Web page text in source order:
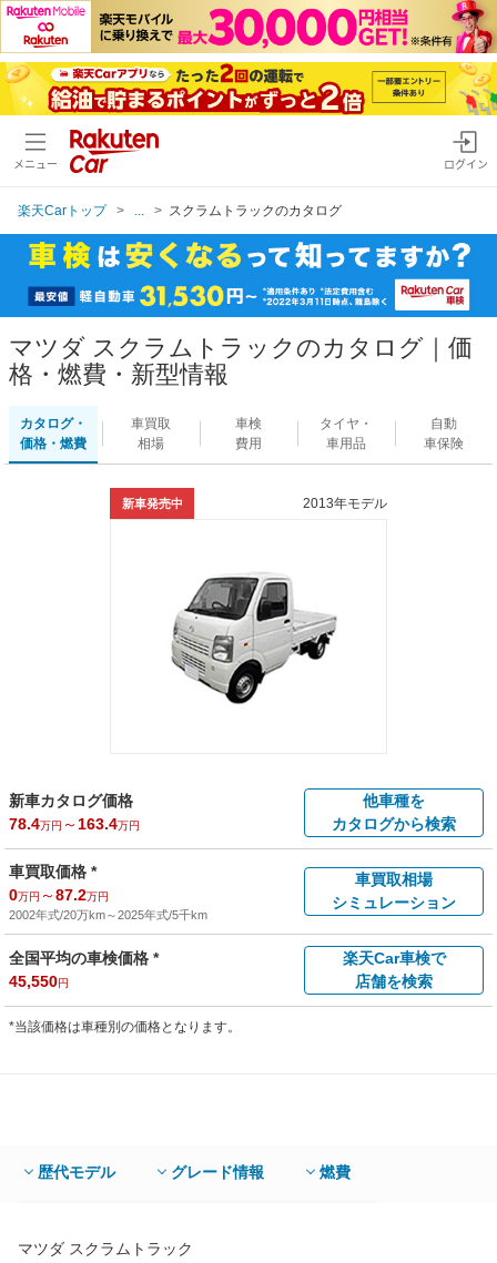
メニュー ログイン
楽天Carトップ スクラムトラックのカタログ
マツダ スクラムトラックのカタログ｜価
格・燃費・新型情報
カタログ・
価格・燃費
車買取
相場
車検
費用
タイヤ・
車用品
自動
車保険
新車発売中 2013年モデル
新車カタログ価格
78.4万円 ～ 163.4万円
他車種を
カタログから検索
車買取価格 *
0万円 ～87.2万円
2002年式/20万km～2025年式/5千km
車買取相場
シミュレーション
全国平均の車検価格 *
45,550円
楽天Car車検で
店舗を検索
*当該価格は車種別の価格となります。
歴代モデル グレード情報 燃費
マツダ スクラムトラック